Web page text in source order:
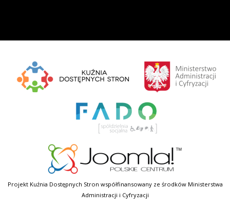
Projekt Kuźnia Dostępnych Stron współfinansowany ze środków Ministerstwa
Administracji i Cyfryzacji